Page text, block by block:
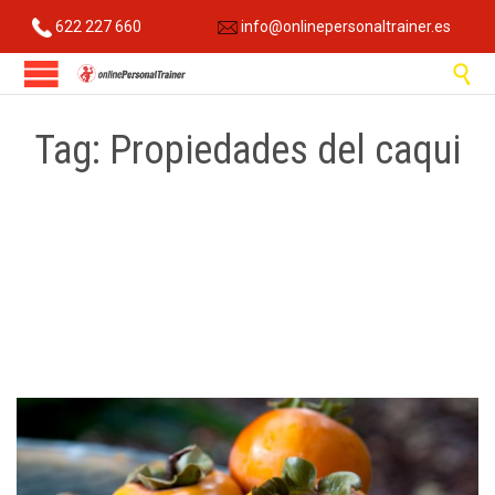
622 227 660 info@onlinepersonaltrainer.es

Tag: Propiedades del caqui